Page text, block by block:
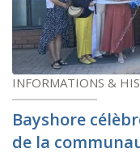
INFORMATIONS &
Bayshore
de la